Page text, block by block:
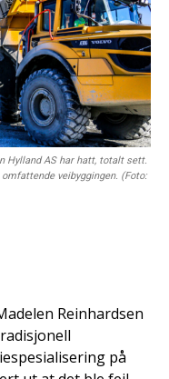
Hylland AS har hatt, totalt sett.
veibyggingen. (Foto:
Reinhardsen
på